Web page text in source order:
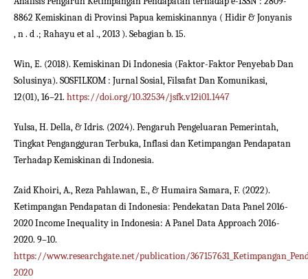
8862 Kemiskinan di Provinsi Papua kemiskinannya ( Hidir & Jonyanis
, n . d .; Rahayu et al ., 2013 ). Sebagian b. 15.
Win, E. (2018). Kemiskinan Di Indonesia (Faktor-Faktor Penyebab Dan
Solusinya). SOSFILKOM : Jurnal Sosial, Filsafat Dan Komunikasi,
12(01), 16–21. https://doi.org/10.32534/jsfk.v12i01.1447
Yulsa, H. Della, & Idris. (2024). Pengaruh Pengeluaran Pemerintah,
Tingkat Pengangguran Terbuka, Inflasi dan Ketimpangan Pendapatan
Terhadap Kemiskinan di Indonesia.
Zaid Khoiri, A., Reza Pahlawan, E., & Humaira Samara, F. (2022).
Ketimpangan Pendapatan di Indonesia: Pendekatan Data Panel 2016-
2020 Income Inequality in Indonesia: A Panel Data Approach 2016-
2020. 9–10.
https://www.researchgate.net/publication/
2020